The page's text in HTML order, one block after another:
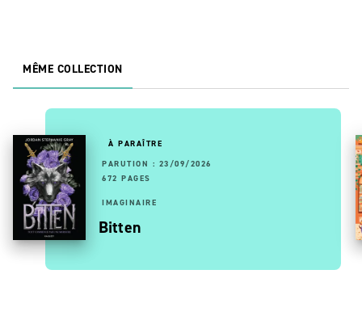
MÊME COLLECTION
À PARAÎTRE
PARUTION : 23/09/2026
672 PAGES
IMAGINAIRE
Bitten